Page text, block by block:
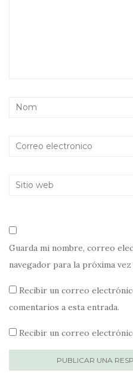
Guarda mi nombre, correo
navegador para la próxima
Recibir un correo
comentarios a esta entrada.
Recibir un correo